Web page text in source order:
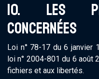
10. LES
CONCERNÉES
Loi n° 78-17 du 6 janvier
loi n° 2004-801 du 6 août
fichiers et aux libertés.